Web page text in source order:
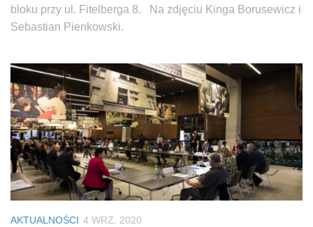
bloku przy ul. Fitelberga 8. Na zdjęciu Kinga Borusewicz i
Sebastian Pienkowski.
AKTUALNOŚCI 4 WRZ, 2020